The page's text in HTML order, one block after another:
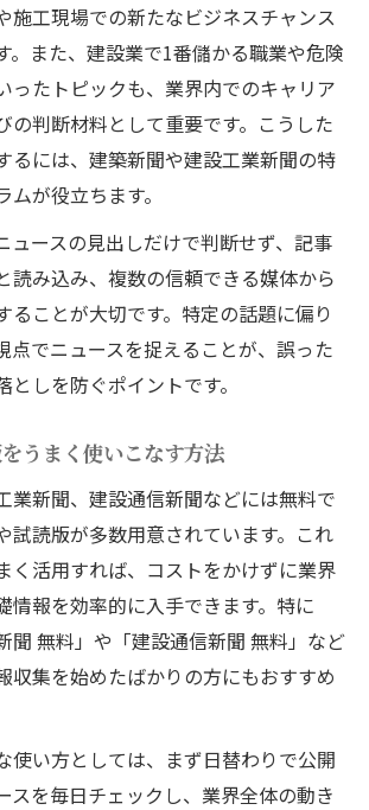
施工現場での新たなビジネスチャンス
。また、建設業で1番儲かる職業や危険
ったトピックも、業界内でのキャリア
の判断材料として重要です。こうした
るには、建築新聞や建設工業新聞の特
が役立ちます。
ュースの見出しだけで判断せず、記事
読み込み、複数の信頼できる媒体から
ることが大切です。特定の話題に偏り
点でニュースを捉えることが、誤った
しを防ぐポイントです。
うまく使いこなす方法
業新聞、建設通信新聞などには無料で
試読版が多数用意されています。これ
く活用すれば、コストをかけずに業界
情報を効率的に入手できます。特に
聞 無料」や「建設通信新聞 無料」など
収集を始めたばかりの方にもおすすめ
使い方としては、まず日替わりで公開
スを毎日チェックし、業界全体の動き